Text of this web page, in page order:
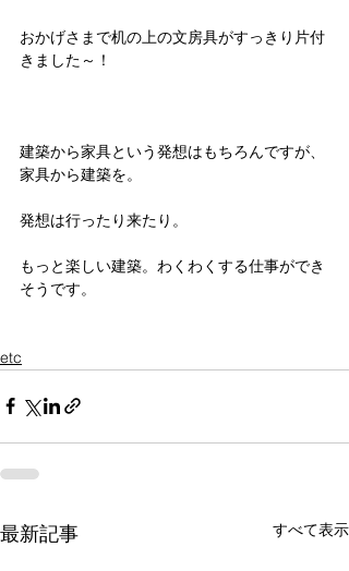
おかげさまで机の上の文房具がすっきり片付
きました～！
建築から家具という発想はもちろんですが、
家具から建築を。
発想は行ったり来たり。
もっと楽しい建築。わくわくする仕事ができ
そうです。
etc
最新記事 すべて表示